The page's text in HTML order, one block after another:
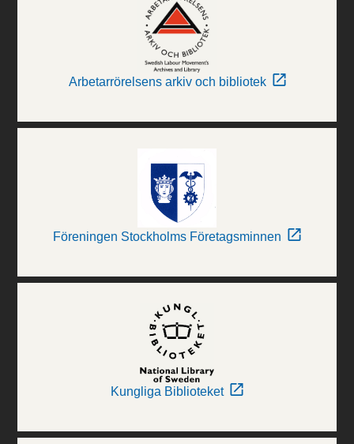
Arbetarrörelsens arkiv och bibliotek
Föreningen Stockholms Företagsminnen
Kungliga Biblioteket